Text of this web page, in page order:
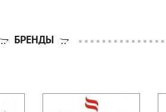
БРЕНДЫ